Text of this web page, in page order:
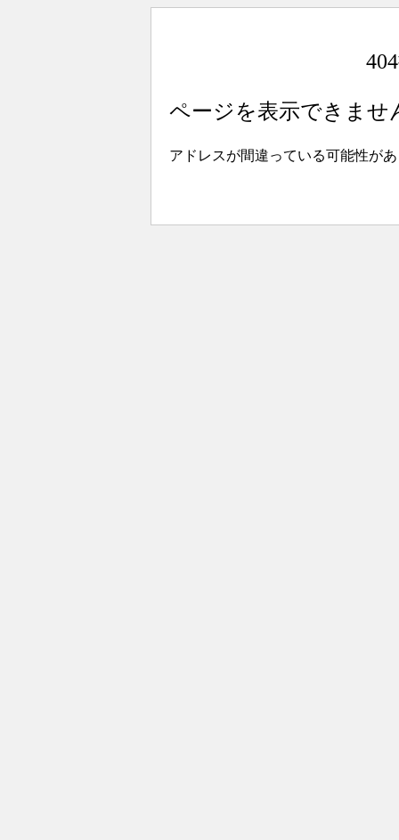
ページを表示できませ
アドレスが間違っている可能性が